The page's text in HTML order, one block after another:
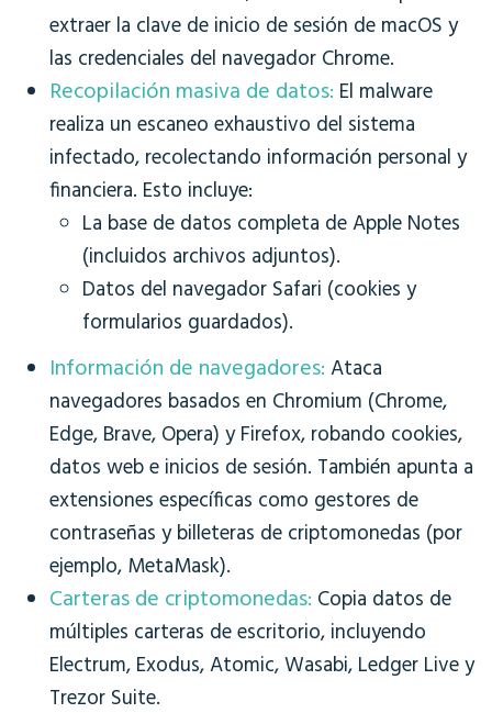
extraer la clave de inicio de sesión de macOS y
las credenciales del navegador Chrome.
Recopilación masiva de datos: El malware
realiza un escaneo exhaustivo del sistema
infectado, recolectando información personal y
financiera. Esto incluye:
La base de datos completa de Apple Notes
(incluidos archivos adjuntos).
Datos del navegador Safari (cookies y
formularios guardados).
Información de navegadores: Ataca
navegadores basados en Chromium (Chrome,
Edge, Brave, Opera) y Firefox, robando cookies,
datos web e inicios de sesión. También apunta a
extensiones específicas como gestores de
contraseñas y billeteras de criptomonedas (por
ejemplo, MetaMask).
Carteras de criptomonedas: Copia datos de
múltiples carteras de escritorio, incluyendo
Electrum, Exodus, Atomic, Wasabi, Ledger Live y
Trezor Suite.